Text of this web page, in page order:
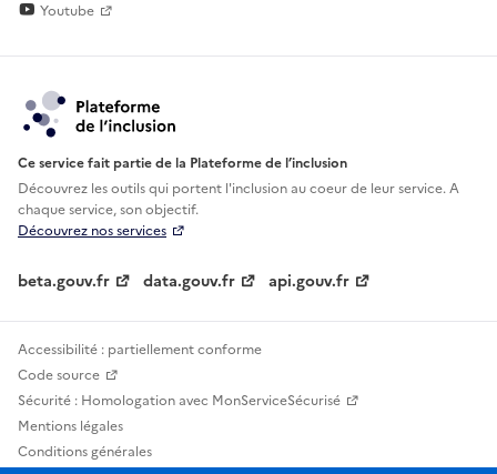
Youtube
Ce service fait partie de la Plateforme de l’inclusion
Découvrez les outils qui portent l'inclusion aucoeur de leur service. A
chaque service, son objectif.
Découvrez nos services
beta.gouv.fr data.gouv.fr api.gouv.fr
Accessibilité : partiellement conforme
Code source
Sécurité : Homologation avec MonServiceSécurisé
Mentions légales
Conditions générales